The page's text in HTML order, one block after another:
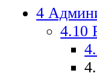
4
4.10